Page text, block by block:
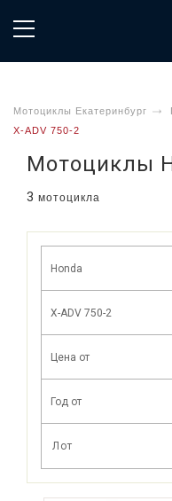
Мотоциклы Екатеринбург
X-ADV 750-2
Мотоциклы
3 мотоцикла